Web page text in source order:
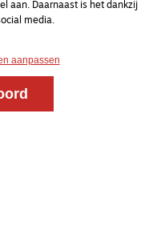
aan. Daarnaast is het dankzij
media.
aanpassen